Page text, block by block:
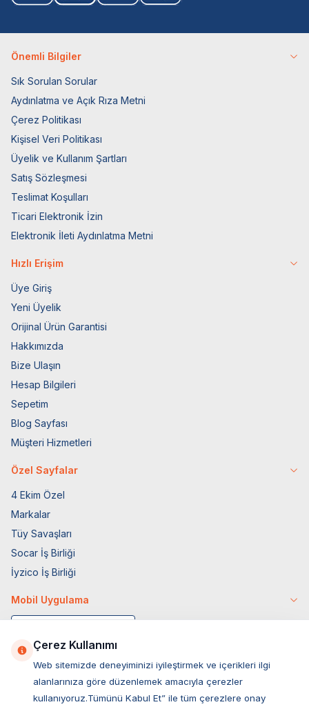
Önemli Bilgiler
Sık Sorulan Sorular
Aydınlatma ve Açık Rıza Metni
Çerez Politikası
Kişisel Veri Politikası
Üyelik ve Kullanım Şartları
Satış Sözleşmesi
Teslimat Koşulları
Ticari Elektronik İzin
Elektronik İleti Aydınlatma Metni
Hızlı Erişim
Üye Giriş
Yeni Üyelik
Orijinal Ürün Garantisi
Hakkımızda
Bize Ulaşın
Hesap Bilgileri
Sepetim
Blog Sayfası
Müşteri Hizmetleri
Özel Sayfalar
4 Ekim Özel
Markalar
Tüy Savaşları
Socar İş Birliği
İyzico İş Birliği
Mobil Uygulama
Çerez Kullanımı
Web sitemizde deneyiminizi iyileştirmek ve içerikleri ilgi
alanlarınıza göre düzenlemek amacıyla çerezler
kullanıyoruz.Tümünü Kabul Et” ile tüm çerezlere onay